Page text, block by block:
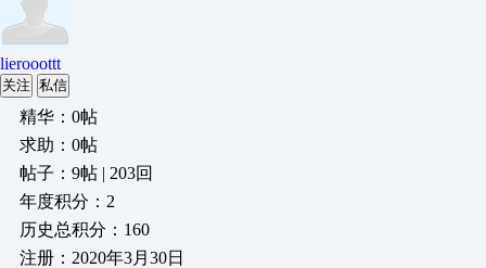
lierooottt
关注 私信
精华：0帖
求助：0帖
帖子：9帖 | 203回
年度积分：2
历史总积分：160
注册：2020年3月30日